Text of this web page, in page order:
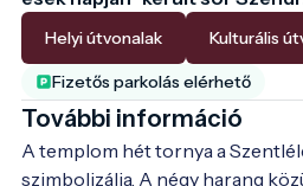
Helyi útvonalak Kulturális
Fizetős parkolás elérhető
További információ
A templom hét tornya a
szimbolizálja. A négy harang